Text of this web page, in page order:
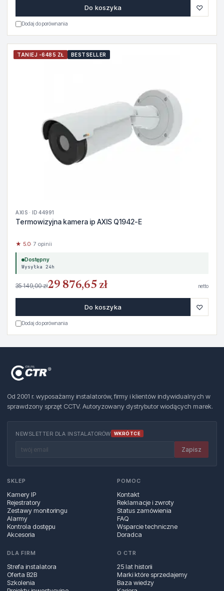
Do koszyka ♡
Dodaj do porównania
TANIEJ -6485 ZŁ BESTSELLER
AXIS · ID 44991
Termowizyjna kamera ip AXIS Q1942-E
★ 5.0· 7 opinii
Dostępny
Wysyłka 24h
35 149,00 zł29 876,65 zł netto
Do koszyka ♡
Dodaj do porównania
Od 2001 r. wyposażamy instalatorów, firmy i klientów indywidualnych w
sprawdzony sprzęt CCTV. Autoryzowany dystrybutor wiodących marek.
NEWSLETTER DLA INSTALATORÓW WKRÓTCE
Zapisz
SKLEP
Kamery IP
Rejestratory
Zestawy monitoringu
Alarmy
Kontrola dostępu
Akcesoria
POMOC
Kontakt
Reklamacje i zwroty
Status zamówienia
FAQ
Wsparcie techniczne
Doradca
DLA FIRM
Strefa instalatora
Oferta B2B
Szkolenia
O CTR
25 lat historii
Marki które sprzedajemy
Baza wiedzy